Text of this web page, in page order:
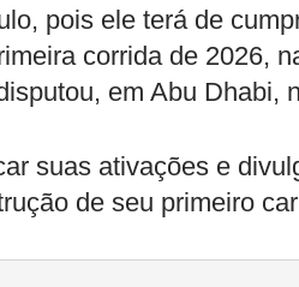
pois ele terá de
corrida de 2026,
em Abu Dhabi,
suas ativações e
de seu primeiro